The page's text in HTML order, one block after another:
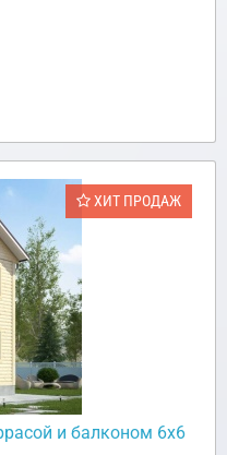
ХИТ ПРОДАЖ
и балконом 6х6